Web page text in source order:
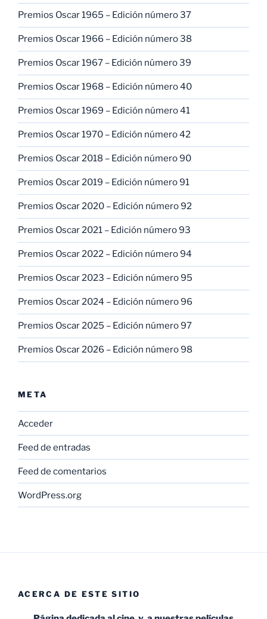
Premios Oscar 1965 – Edición número 37
Premios Oscar 1966 – Edición número 38
Premios Oscar 1967 – Edición número 39
Premios Oscar 1968 – Edición número 40
Premios Oscar 1969 – Edición número 41
Premios Oscar 1970 – Edición número 42
Premios Oscar 2018 – Edición número 90
Premios Oscar 2019 – Edición número 91
Premios Oscar 2020 – Edición número 92
Premios Oscar 2021 – Edición número 93
Premios Oscar 2022 – Edición número 94
Premios Oscar 2023 – Edición número 95
Premios Oscar 2024 – Edición número 96
Premios Oscar 2025 – Edición número 97
Premios Oscar 2026 – Edición número 98
META
Acceder
Feed de entradas
Feed de comentarios
WordPress.org
ACERCA DE ESTE SITIO